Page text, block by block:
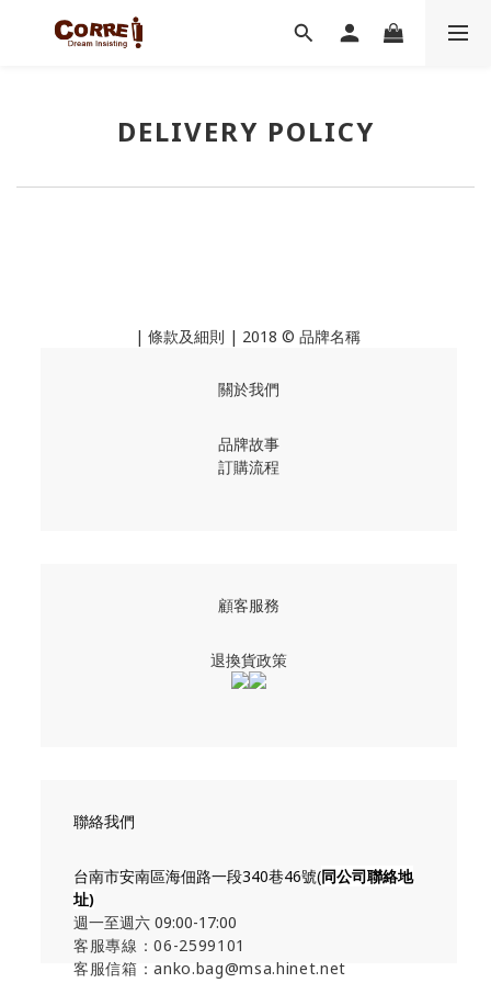
DELIVERY POLICY
| 條款及細則 | 2018 © 品牌名稱
關於我們
品牌故事
訂購流程
顧客服務
退換貨政策
聯絡我們
台南市安南區海佃路一段340巷46號(同公司聯絡地
址)
週一至週六 09:00-17:00
客服專線：06-2599101
客服信箱：anko.bag@msa.hinet.net